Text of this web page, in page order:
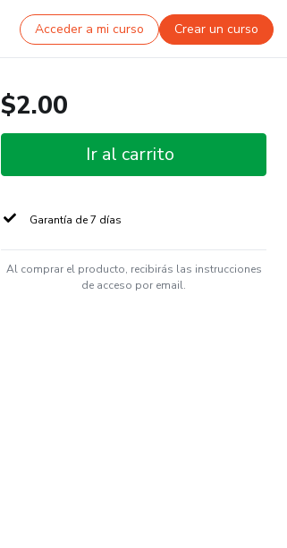
Acceder a mi curso Crear un curso
$2.00
Ir al carrito
Garantía de 7 días
Al comprar el producto, recibirás las instrucciones
de acceso por email.